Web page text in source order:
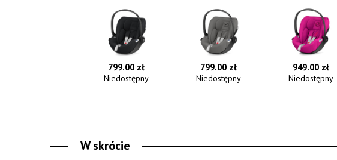
799.00 zł
Niedostępny
799.00 zł
Niedostępny
949.00 zł
Niedostępny
W skrócie